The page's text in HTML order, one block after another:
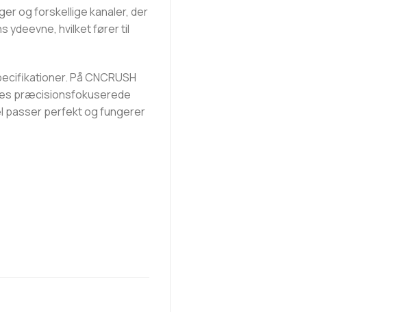
og forskellige kanaler, der
ydeevne, hvilket fører til
På CNCRUSH
præcisionsfokuserede
passer perfekt og fungerer